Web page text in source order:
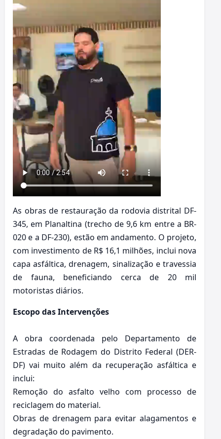
As obras de restauração da rodovia distrital DF-
345, em Planaltina (trecho de 9,6 km entre a BR-
020 e a DF-230), estão em andamento. O projeto,
com investimento de R$ 16,1 milhões, inclui nova
capa asfáltica, drenagem, sinalização e travessia
de fauna, beneficiando cerca de 20 mil
motoristas diários.
Escopo das Intervenções
A obra coordenada pelo Departamento de
Estradas de Rodagem do Distrito Federal (DER-
DF) vai muito além da recuperação asfáltica e
inclui:
Remoção do asfalto velho com processo de
reciclagem do material.
Obras de drenagem para evitar alagamentos e
degradação do pavimento.